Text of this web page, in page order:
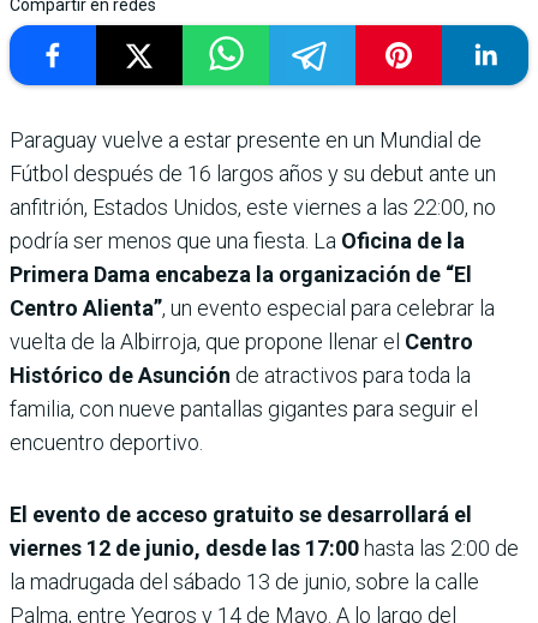
Compartir en redes
Paraguay vuelve a estar presente en un Mundial de
Fútbol después de 16 largos años y su debut ante un
anfitrión, Estados Unidos, este viernes a las 22:00, no
podría ser menos que una fiesta. La Oficina de la
Primera Dama encabeza la organización de “El
Centro Alienta”, un evento especial para celebrar la
vuelta de la Albirroja, que propone llenar el Centro
Histórico de Asunción de atractivos para toda la
familia, con nueve pantallas gigantes para seguir el
encuentro deportivo.
El evento de acceso gratuito se desarrollará el
viernes 12 de junio, desde las 17:00hasta las 2:00 de
la madrugada del sábado 13 de junio, sobre la calle
Palma, entre Yegros y 14 de Mayo. A lo largo del